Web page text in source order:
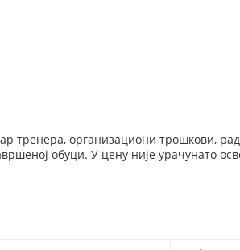
тренера, организациони трошкови,
обуци. У цену није урачунато